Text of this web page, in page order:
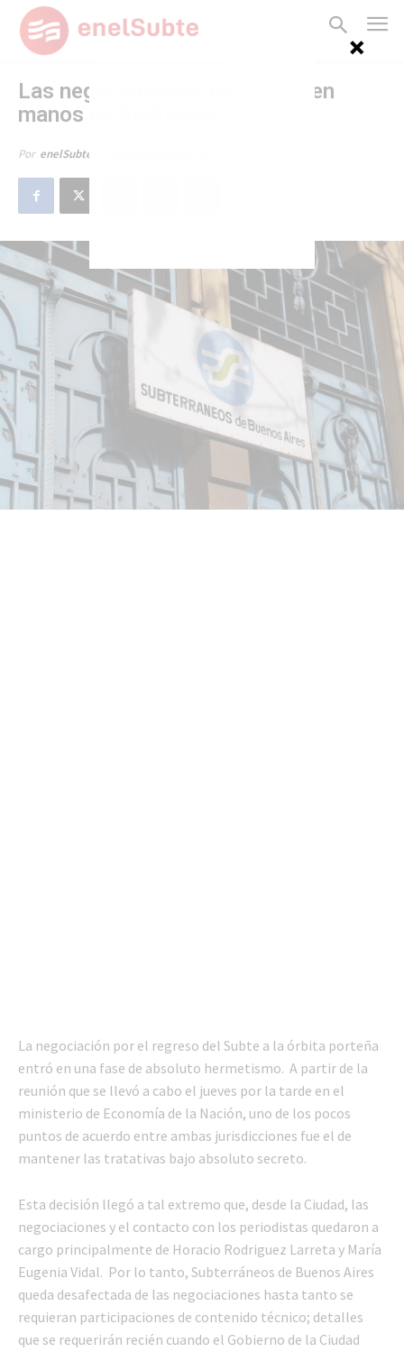
Las negociaciones del Subte, en
manos de Rodríguez Larreta
Por enelSubte
La negociación por el regreso del Subte a la órbita porteña
entró en una fase de absoluto hermetismo. A partir de la
reunión que se llevó a cabo el jueves por la tarde en el
ministerio de Economía de la Nación, uno de los pocos
puntos de acuerdo entre ambas jurisdicciones fue el de
mantener las tratativas bajo absoluto secreto.
Esta decisión llegó a tal extremo que, desde la Ciudad, las
negociaciones y el contacto con los periodistas quedaron a
cargo principalmente de Horacio Rodriguez Larreta y María
Eugenia Vidal. Por lo tanto, Subterráneos de Buenos Aires
queda desafectada de las negociaciones hasta tanto se
requieran participaciones de contenido técnico; detalles
que se requerirán recién cuando el Gobierno de la Ciudad